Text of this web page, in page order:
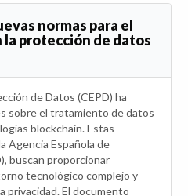
normas para el
la protección de datos
de Datos (CEPD) ha
sobre el tratamiento de datos
blockchain. Estas
Agencia Española de
buscan proporcionar
tecnológico complejo y
privacidad. El documento